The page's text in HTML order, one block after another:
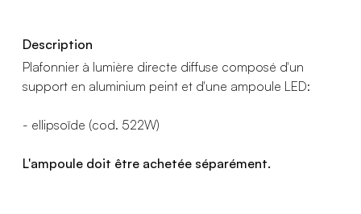
Description
Plafonnier à lumière directe diffuse composé d'un
support en aluminium peint et d'une ampoule LED:
- ellipsoïde (cod. 522W)
L'ampoule doit être achetée séparément.